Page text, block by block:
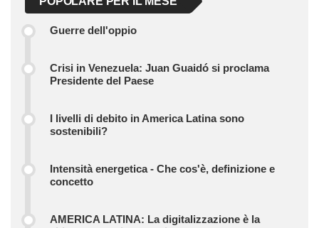
Guerre dell'oppio
Crisi in Venezuela: Juan Guaidó si proclama
Presidente del Paese
I livelli di debito in America Latina sono
sostenibili?
Intensità energetica - Che cos'è, definizione e
concetto
AMERICA LATINA: La digitalizzazione è la